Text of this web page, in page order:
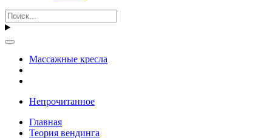
Массажные кресла
Непрочитанное
Главная
Теория вендинга